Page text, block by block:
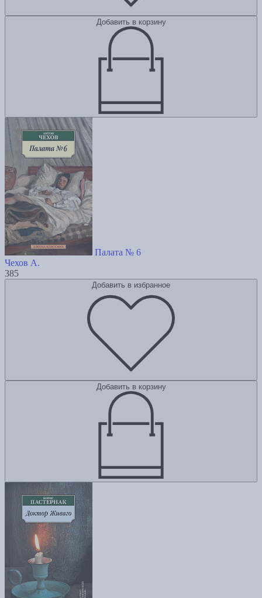
Добавить в корзину
Палата № 6
Чехов А.
385
Добавить в избранное
Добавить в корзину